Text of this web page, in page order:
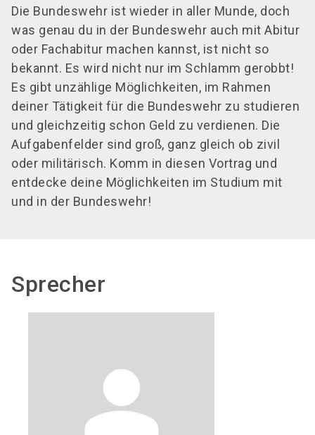
Die Bundeswehr ist wieder in aller Munde, doch
was genau du in der Bundeswehr auch mit Abitur
oder Fachabitur machen kannst, ist nicht so
bekannt. Es wird nicht nur im Schlamm gerobbt!
Es gibt unzählige Möglichkeiten, im Rahmen
deiner Tätigkeit für die Bundeswehr zu studieren
und gleichzeitig schon Geld zu verdienen. Die
Aufgabenfelder sind groß, ganz gleich ob zivil
oder militärisch. Komm in diesen Vortrag und
entdecke deine Möglichkeiten im Studium mit
und in der Bundeswehr!
Sprecher